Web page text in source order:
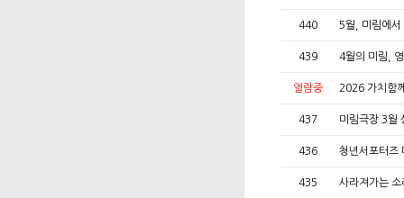
440 5월, 미림에
439 4월의 미림,
열람중 2026 가치함
437 미림극장 3월
436 청년서포터즈
435 사라져가는